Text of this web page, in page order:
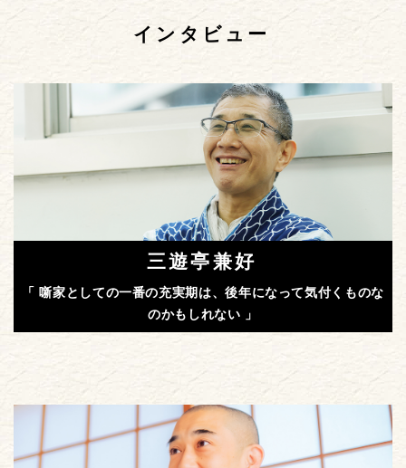
インタビュー
三遊亭兼好
「 噺家としての一番の充実期は、後年になって気付くものな
のかもしれない 」